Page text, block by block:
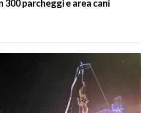
300 parcheggi e area cani